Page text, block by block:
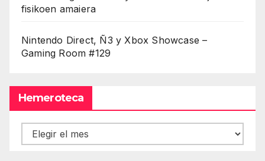
fisikoen amaiera
Nintendo Direct, Ñ3 y Xbox Showcase –
Gaming Room #129
Hemeroteca
Hemeroteca